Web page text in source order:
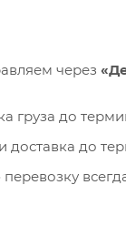
через
груза до
доставка до